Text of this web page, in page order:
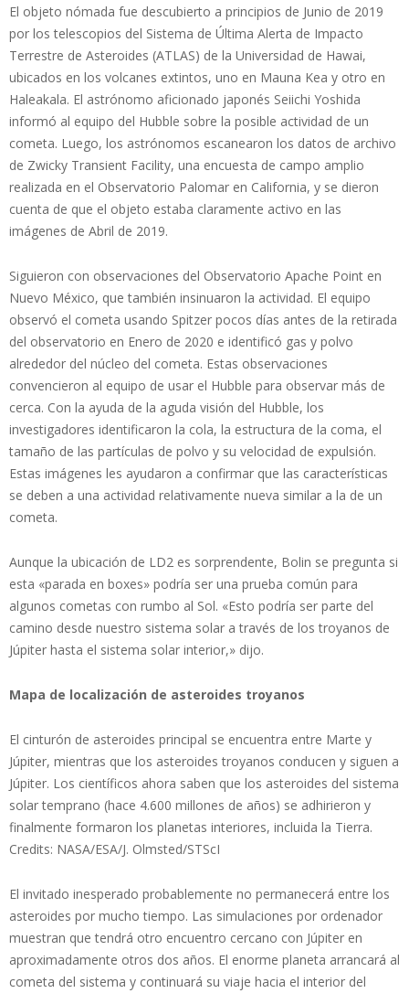
El objeto nómada fue descubierto a principios de Junio de 2019
por los telescopios del Sistema de Última Alerta de Impacto
Terrestre de Asteroides (ATLAS) de la Universidad de Hawai,
ubicados en los volcanes extintos, uno en Mauna Kea y otro en
Haleakala. El astrónomo aficionado japonés Seiichi Yoshida
informó al equipo del Hubble sobre la posible actividad de un
cometa. Luego, los astrónomos escanearon los datos de archivo
de Zwicky Transient Facility, una encuesta de campo amplio
realizada en el Observatorio Palomar en California, y se dieron
cuenta de que el objeto estaba claramente activo en las
imágenes de Abril de 2019.
Siguieron con observaciones del Observatorio Apache Point en
Nuevo México, que también insinuaron la actividad. El equipo
observó el cometa usando Spitzer pocos días antes de la retirada
del observatorio en Enero de 2020 e identificó gas y polvo
alrededor del núcleo del cometa. Estas observaciones
convencieron al equipo de usar el Hubble para observar más de
cerca. Con la ayuda de la aguda visión del Hubble, los
investigadores identificaron la cola, la estructura de la coma, el
tamaño de las partículas de polvo y su velocidad de expulsión.
Estas imágenes les ayudaron a confirmar que las características
se deben a una actividad relativamente nueva similar a la de un
cometa.
Aunque la ubicación de LD2 es sorprendente, Bolin se pregunta si
esta «parada en boxes» podría ser una prueba común para
algunos cometas con rumbo al Sol. «Esto podría ser parte del
camino desde nuestro sistema solar a través de los troyanos de
Júpiter hasta el sistema solar interior,» dijo.
Mapa de localización de asteroides troyanos
El cinturón de asteroides principal se encuentra entre Marte y
Júpiter, mientras que los asteroides troyanos conducen y siguen a
Júpiter. Los científicos ahora saben que los asteroides del sistema
solar temprano (hace 4.600 millones de años) se adhirieron y
finalmente formaron los planetas interiores, incluida la Tierra.
Credits: NASA/ESA/J. Olmsted/STScI
El invitado inesperado probablemente no permanecerá entre los
asteroides por mucho tiempo. Las simulaciones por ordenador
muestran que tendrá otro encuentro cercano con Júpiter en
aproximadamente otros dos años. El enorme planeta arrancará al
cometa del sistema y continuará su viaje hacia el interior del